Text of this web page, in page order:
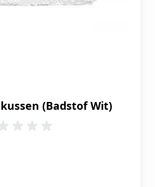
(Badstof Wit)